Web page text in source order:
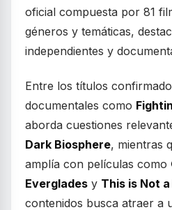
oficial compuesta por 81
géneros y temáticas,
independientes y
Entre los títulos
documentales como
aborda cuestiones
Dark Biosphere, mientras
amplía con películas como
Everglades y This is Not
contenidos busca atraer a